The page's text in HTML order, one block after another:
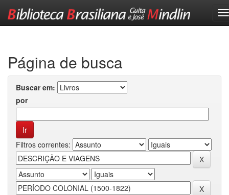
Página de busca
Buscar em:
por
Filtros correntes: